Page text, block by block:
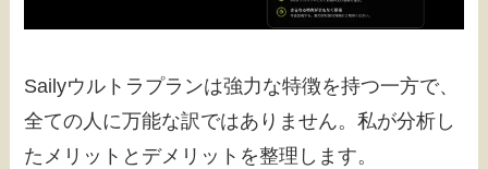
Sailyウルトラプランは強力な特徴を持つ一方で、
全ての人に万能な訳ではありません。私が分析し
たメリットとデメリットを整理します。